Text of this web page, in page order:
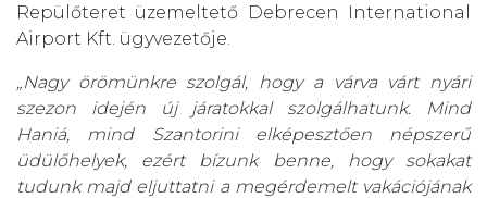
Repülőteret üzemeltető Debrecen International
Airport Kft. ügyvezetője.
„Nagy örömünkre szolgál, hogy a várva várt nyári
szezon idején új járatokkal szolgálhatunk. Mind
Haniá, mind Szantorini elképesztően népszerű
üdülőhelyek, ezért bízunk benne, hogy sokakat
tudunk majd eljuttatni a megérdemelt vakációjának